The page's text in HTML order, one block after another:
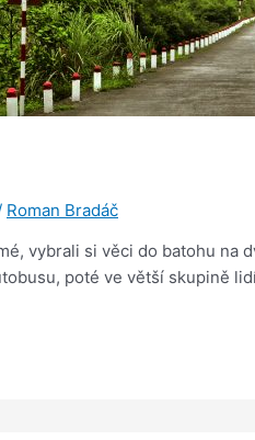
Roman Bradáč
vybrali si věci do batohu
poté ve větší skupině